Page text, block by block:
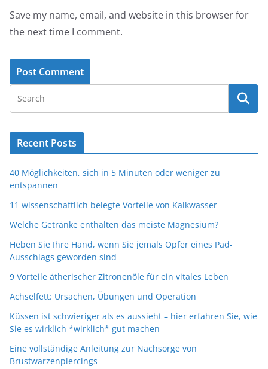
Save my name, email, and website in this browser for
the next time I comment.
Recent Posts
40 Möglichkeiten, sich in 5 Minuten oder weniger zu
entspannen
11 wissenschaftlich belegte Vorteile von Kalkwasser
Welche Getränke enthalten das meiste Magnesium?
Heben Sie Ihre Hand, wenn Sie jemals Opfer eines Pad-
Ausschlags geworden sind
9 Vorteile ätherischer Zitronenöle für ein vitales Leben
Achselfett: Ursachen, Übungen und Operation
Küssen ist schwieriger als es aussieht – hier erfahren Sie, wie
Sie es wirklich *wirklich* gut machen
Eine vollständige Anleitung zur Nachsorge von
Brustwarzenpiercings